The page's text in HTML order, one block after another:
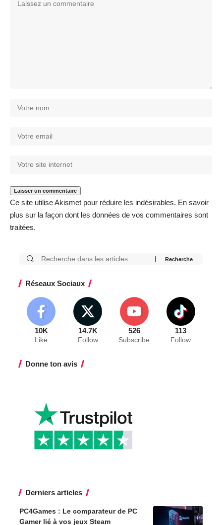
Ce site utilise Akismet pour réduire les indésirables. En savoir
plus sur la façon dont les données de vos commentaires sont
traitées.
Réseaux Sociaux
10K
Like
14.7K
Follow
526
Subscribe
113
Follow
Donne ton avis
Derniers articles
PC4Games : Le comparateur de PC
Gamer lié à vos jeux Steam